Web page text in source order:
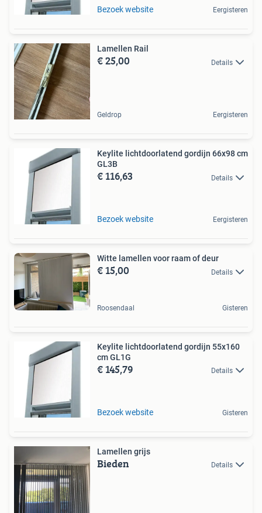
Bezoek website Eergisteren
Lamellen Rail
€ 25,00 Details
Geldrop Eergisteren
Keylite lichtdoorlatend gordijn 66x98 cm
GL3B
€ 116,63 Details
Bezoek website Eergisteren
Witte lamellen voor raam of deur
€ 15,00 Details
Roosendaal Gisteren
Keylite lichtdoorlatend gordijn 55x160
cm GL1G
€ 145,79 Details
Bezoek website Gisteren
Lamellen grijs
Bieden Details